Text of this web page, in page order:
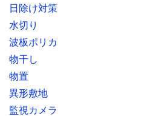
日除け対策
水切り
波板ポリカ
物干し
物置
異形敷地
監視カメラ